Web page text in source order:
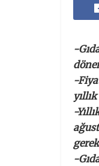
-
-
-
-